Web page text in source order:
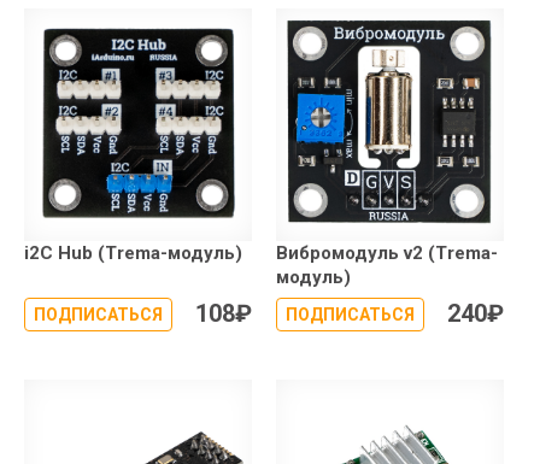
i2C Hub (Trema-модуль)
ПОДПИСАТЬСЯ 108₽
Вибромодуль v2 (Trema-
модуль)
ПОДПИСАТЬСЯ 240₽